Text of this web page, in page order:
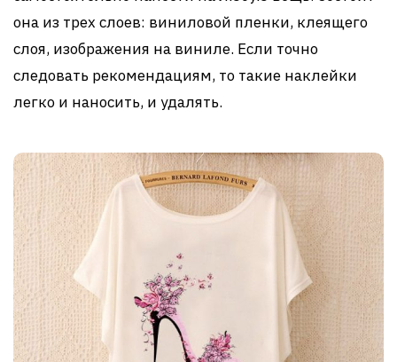
она из трех слоев: виниловой пленки, клеящего
слоя, изображения на виниле. Если точно
следовать рекомендациям, то такие наклейки
легко и наносить, и удалять.